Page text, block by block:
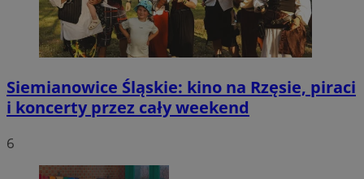
Siemianowice Śląskie: kino na Rzęsie, piraci
i koncerty przez cały weekend
6